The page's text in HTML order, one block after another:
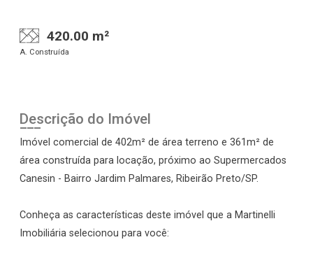
420.00 m²
A. Construída
Descrição do Imóvel
Imóvel comercial de 402m² de área terreno e 361m² de
área construída para locação, próximo ao Supermercados
Canesin - Bairro Jardim Palmares, Ribeirão Preto/SP.
Conheça as características deste imóvel que a Martinelli
Imobiliária selecionou para você: